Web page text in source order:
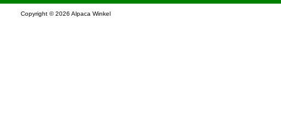
Copyright © 2026 Alpaca Winkel